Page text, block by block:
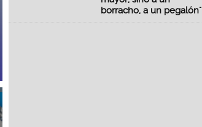
borracho, a un pegalón"